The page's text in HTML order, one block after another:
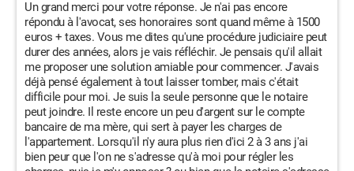
Un grand merci pour votre réponse. Je n'ai pas encore
répondu à l'avocat, ses honoraires sont quand même à 1500
euros + taxes. Vous me dites qu'une procédure judiciaire peut
durer des années, alors je vais réfléchir. Je pensais qu'il allait
me proposer une solution amiable pour commencer. J'avais
déjà pensé également à tout laisser tomber, mais c'était
difficile pour moi. Je suis la seule personne que le notaire
peut joindre. Il reste encore un peu d'argent sur le compte
bancaire de ma mère, qui sert à payer les charges de
l'appartement. Lorsqu'il n'y aura plus rien d'ici 2 à 3 ans j'ai
bien peur que l'on ne s'adresse qu'à moi pour régler les